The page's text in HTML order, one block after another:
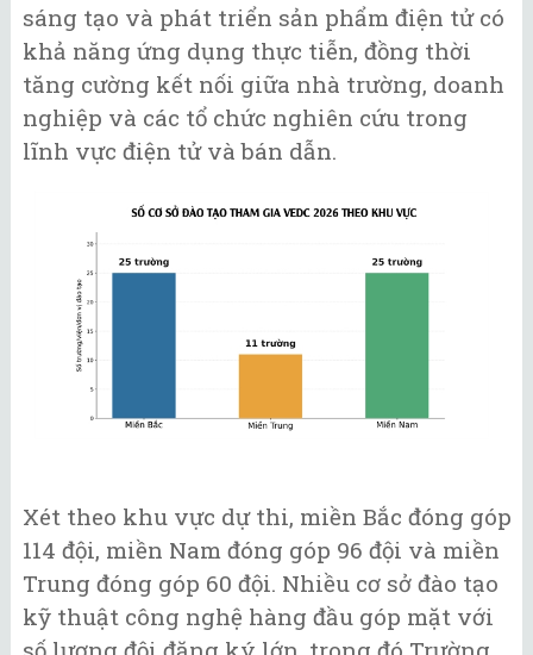
sáng tạo và phát triển sản phẩm điện tử có
khả năng ứng dụng thực tiễn, đồng thời
tăng cường kết nối giữa nhà trường, doanh
nghiệp và các tổ chức nghiên cứu trong
lĩnh vực điện tử và bán dẫn.
Xét theo khu vực dự thi, miền Bắc đóng góp
114 đội, miền Nam đóng góp 96 đội và miền
Trung đóng góp 60 đội. Nhiều cơ sở đào tạo
kỹ thuật công nghệ hàng đầu góp mặt với